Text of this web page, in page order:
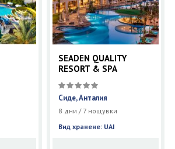
SEADEN QUALITY
RESORT & SPA
Сиде, Анталия
8 дни / 7 нощувки
Вид хранене: UAI